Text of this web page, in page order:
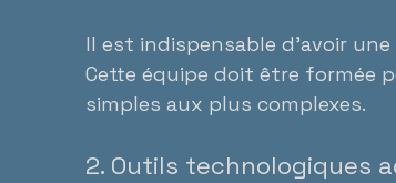
Il est indispensable d’avoir
Cette équipe doit être formée
simples aux plus complexes.
2. Outils technologiques